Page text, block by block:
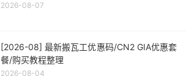
2026-08-07
[2026-08] 最新搬瓦工优惠码/CN2 GIA优惠套
餐/购买教程整理
2026-08-04